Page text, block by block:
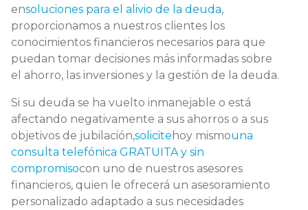
ensoluciones para el alivio de la deuda,
proporcionamos a nuestros clientes los
conocimientos financieros necesarios para que
puedan tomar decisiones más informadas sobre
el ahorro, las inversiones y la gestión de la deuda.
Si su deuda se ha vuelto inmanejable o está
afectando negativamente a sus ahorros o a sus
objetivos de jubilación,solicite hoy mismouna
consulta telefónica GRATUITA y sin
compromisocon uno de nuestros asesores
financieros, quien le ofrecerá un asesoramiento
personalizado adaptado a sus necesidades